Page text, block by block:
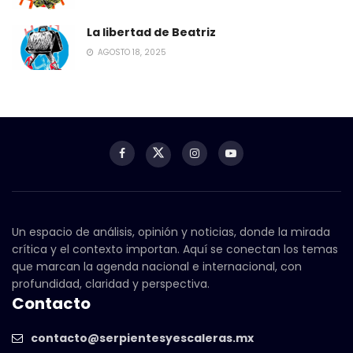
La libertad de Beatriz
AGOSTO 18, 2025
Un espacio de análisis, opinión y noticias, donde la mirada
crítica y el contexto importan. Aquí se conectan los temas
que marcan la agenda nacional e internacional, con
profundidad, claridad y perspectiva.
Contacto
contacto@serpientesyescaleras.mx